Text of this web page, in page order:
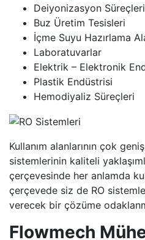
Deiyonizasyon Süreçleri
Buz Üretim Tesisleri
İçme Suyu Hazırlama
Laboratuvarlar
Elektrik – Elektronik
Plastik Endüstrisi
Hemodiyaliz Süreçleri
Kullanım alanlarının çok
sistemlerinin kaliteli
çerçevesinde her anlamda
çerçevede siz de RO
verecek bir çözüme
Flowmech